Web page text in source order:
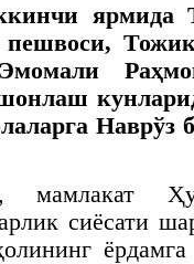
ярмида
Наврўз
мамлакат
сиёсати
ёрдамга